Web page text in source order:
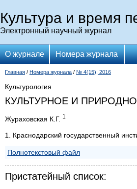
Культура и время
Электронный научный журнал
О журнале Номера журнала
Главная / Номера журнала / № 4(15), 2016
Культурология
КУЛЬТУРНОЕ И
Жураховская К.Г. 1
1. Краснодарский государственный
Полнотекстовый файл
Пристатейный список: